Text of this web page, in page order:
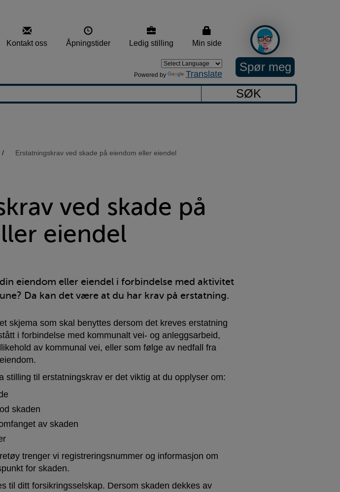
Kontakt oss Åpningstider Ledig stilling Min side
Spør meg
Powered by Translate
SØK
Erstatningskrav ved skade på eiendom eller eiendel
ved skade på
eiendel
eiendom eller eiendel i forbindelse med aktivitet
Da kan det være at du har krav på erstatning.
skjema som skal benyttes dersom det kreves erstatning
i forbindelse med kommunalt vei- og anleggsarbeid,
av kommunal vei, eller som følge av nedfall fra
stilling til erstatningskrav er det viktig at du opplyser om:
skaden
av skaden
trenger vi registreringsnummer og informasjon om
for skaden.
til ditt forsikringsselskap. Dersom skaden dekkes av